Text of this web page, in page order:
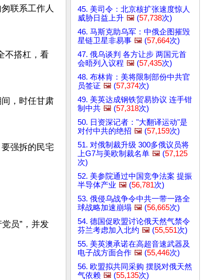
联系工作人
不搭杠，看
，时任甘肃
强拆的民宅
员”，并发
45. 美司令：北京核扩张速度惊人
威胁日益上升 🖼️ (57,738次)
46. 马斯克助乌军：中俄企图摧毁
星链卫星非易事 🖼️ (57,664次)
47. 俄乌谈判 各方让步 两国元首
会晤列入议程 🖼️ (57,435次)
48. 布林肯：美将限制部份中共官
员签证 🖼️ (57,374次)
49. 美英达成钢铁贸易协议 连手钳
制中共 🖼️ (57,318次)
50. 日资深记者："大翻译运动"是
对付中共的绝招 🖼️ (57,159次)
51. 对俄制裁升级 300多俄议员将
上G7与美欧制裁名单 🖼️ (57,125
次)
52. 美参院通过中国竞争法案 提振
半导体产业 🖼️ (56,781次)
53. 俄侵乌战争令中共一带一路全
球战略加速崩塌 🖼️ (56,665次)
54. 德国促欧盟讨论俄天然气禁令
芬兰考虑加入北约 🖼️ (55,551次)
55. 美英澳承诺在高超音速武器及
电子战方面合作 🖼️ (55,446次)
56. 欧盟拟共同采购 摆脱对俄天然
气依赖 🖼️ (55,135次)